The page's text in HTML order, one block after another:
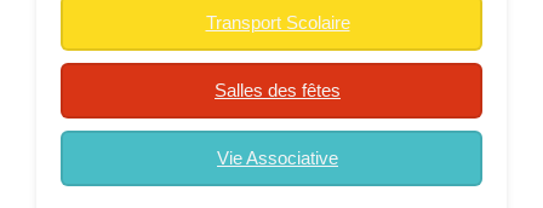
Transport Scolaire
Salles des fêtes
Vie Associative